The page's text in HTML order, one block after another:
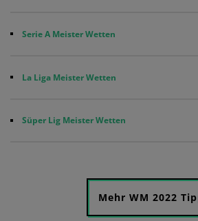
Serie A Meister Wetten
La Liga Meister Wetten
Süper Lig Meister Wetten
Mehr WM 2022